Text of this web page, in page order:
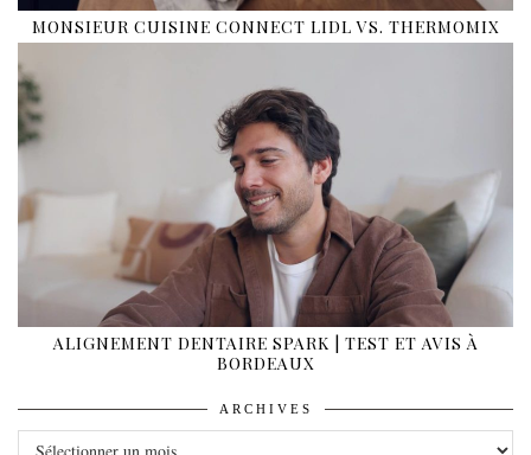
MONSIEUR CUISINE CONNECT LIDL VS. THERMOMIX
ALIGNEMENT DENTAIRE SPARK | TEST ET AVIS À
BORDEAUX
ARCHIVES
ARCHIVES